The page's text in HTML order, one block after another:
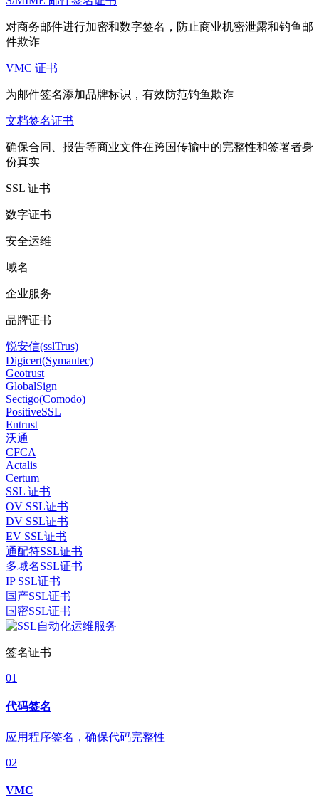
对商务邮件进行加密和数字签名，防止商业机密泄露和钓鱼邮
件欺诈
VMC 证书
为邮件签名添加品牌标识，有效防范钓鱼欺诈
文档签名证书
确保合同、报告等商业文件在跨国传输中的完整性和签署者身
份真实
SSL 证书
数字证书
安全运维
域名
企业服务
品牌证书
锐安信(sslTrus)
Digicert(Symantec)
Geotrust
GlobalSign
Sectigo(Comodo)
PositiveSSL
Entrust
沃通
CFCA
Actalis
Certum
SSL 证书
OV SSL证书
DV SSL证书
EV SSL证书
通配符SSL证书
多域名SSL证书
IP SSL证书
国产SSL证书
国密SSL证书
签名证书
01
代码签名
应用程序签名，确保代码完整性
02
VMC